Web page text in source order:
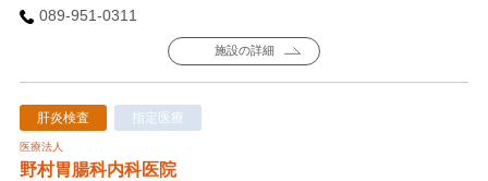
089-951-0311
施設の詳細
肝炎検査 指定医療
医療法人
野村胃腸科内科医院